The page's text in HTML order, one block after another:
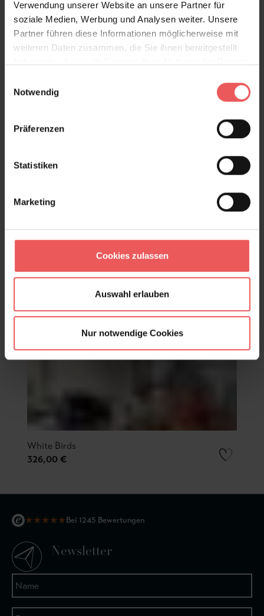
Verwendung unserer Website an unsere Partner für
soziale Medien, Werbung und Analysen weiter. Unsere
Partner führen diese Informationen möglicherweise mit
weiteren Daten zusammen, die Sie ihnen bereitgestellt
Notwendig
Präferenzen
Statistiken
Marketing
Cookies zulassen
Auswahl erlauben
Nur notwendige Cookies
+49 (0)221 932 81 82
White Birds
326,00 €
★★★★★Bei 1245 Bewertungen
Newsletter